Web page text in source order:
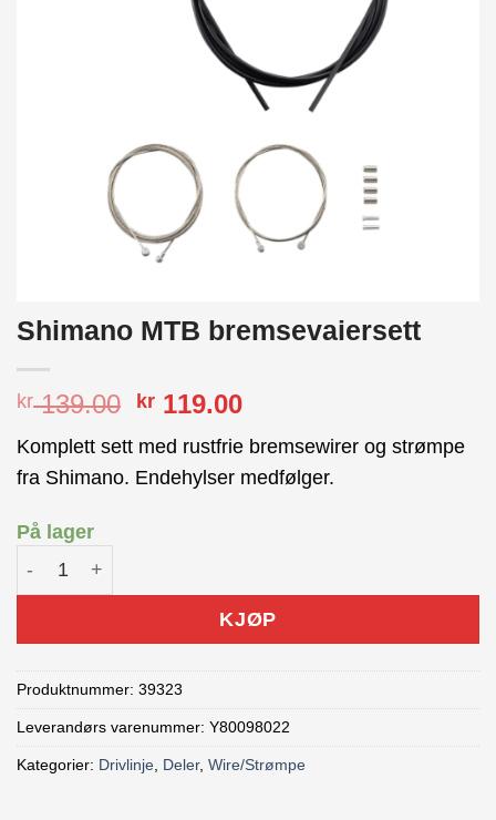
Shimano MTB bremsevaiersett
kr139.00 Opprinnelig
var:
kr 139.00.
kr 119.00Nåværende
er:
kr 119.00.
Komplett sett med rustfrie bremsewirer og strømpe
fra Shimano. Endehylser medfølger.
På lager
Shimano MTB bremsevaiersett antall
KJØP
Produktnummer: 39323
Leverandørs varenummer: Y80098022
Kategorier: Drivlinje Deler, Wire/Strømpe